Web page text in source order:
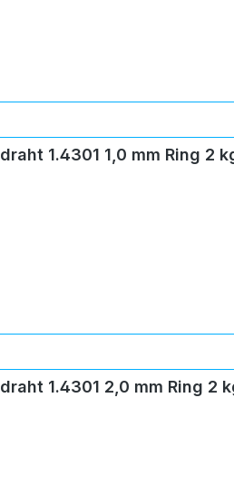
1,0 mm Ring 2 kg = ca.
2,0 mm Ring 2 kg = ca. 80